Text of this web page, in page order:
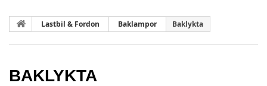
Lastbil & Fordon Baklampor Baklykta
BAKLYKTA